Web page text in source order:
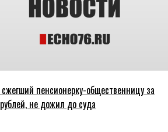
пенсионерку-общественницу за
не дожил до суда